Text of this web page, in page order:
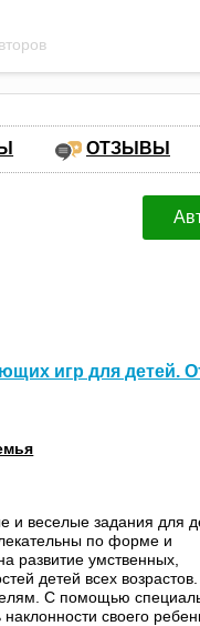
ОТЗЫВЫ
игр для детей.
и веселые задания для
по форме и
развитие умственных,
детей всех возрастов.
С помощью
своего